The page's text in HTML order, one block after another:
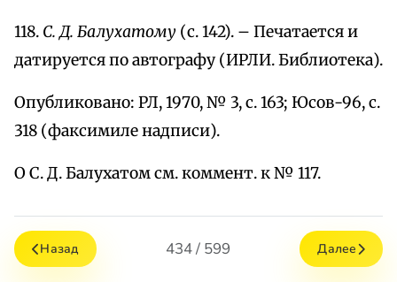
118. С. Д. Балухатому (с. 142). – Печатается и
датируется по автографу (ИРЛИ. Библиотека).
Опубликовано: РЛ, 1970, № 3, с. 163; Юсов-96, с.
318 (факсимиле надписи).
О С. Д. Балухатом см. коммент. к № 117.
Назад 434 / 599 Далее